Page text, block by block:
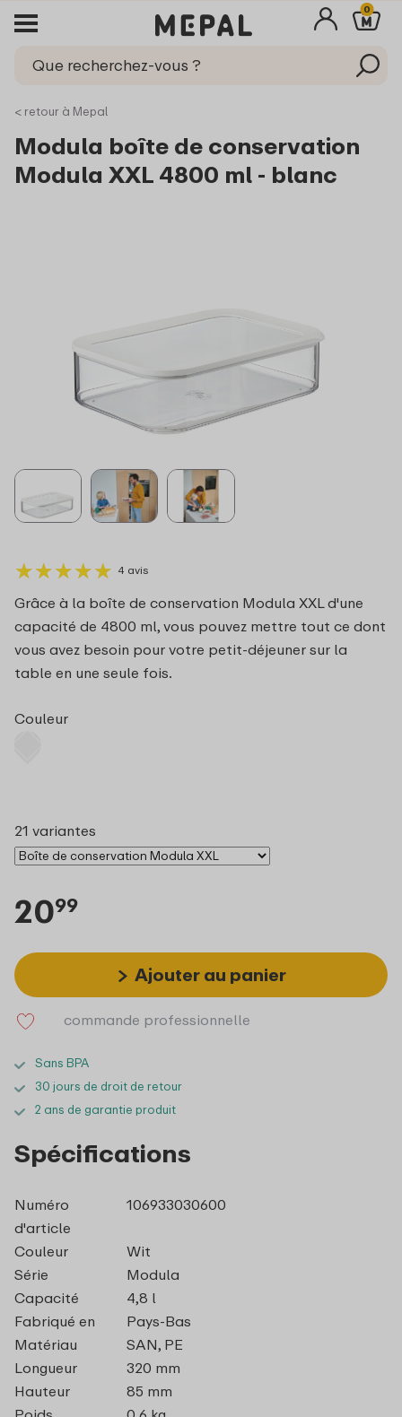
0
< retour à Mepal
Modula boîte de conservation
Modula XXL 4800 ml - blanc
★★★★★
★★★★★ 4 avis
Grâce à la boîte de conservation Modula XXL d'une
capacité de 4800 ml, vous pouvez mettre tout ce dont
vous avez besoin pour votre petit-déjeuner sur la
table en une seule fois.
Couleur
21 variantes
2099
Ajouter au panier
commande professionnelle
Sans BPA
30 jours de droit de retour
2 ans de garantie produit
Spécifications
Numéro
d'article
106933030600
Couleur
Wit
Série
Modula
Capacité
4,8 l
Fabriqué en
Pays-Bas
Matériau
SAN, PE
Longueur
320 mm
Hauteur
85 mm